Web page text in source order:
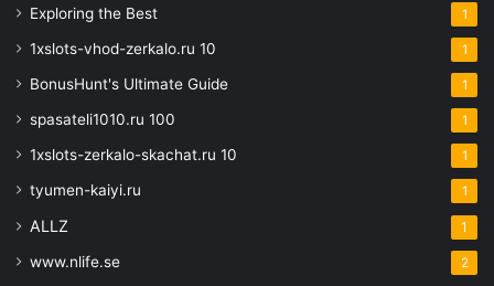
Exploring the Best 1
1xslots-vhod-zerkalo.ru 10 1
BonusHunt's Ultimate Guide 1
spasateli1010.ru 100 1
1xslots-zerkalo-skachat.ru 10 1
tyumen-kaiyi.ru 1
ALLZ 1
www.nlife.se 2